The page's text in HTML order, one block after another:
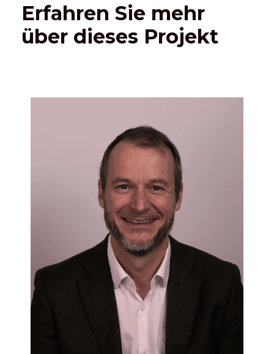
Erfahren Sie mehr
über dieses Projekt